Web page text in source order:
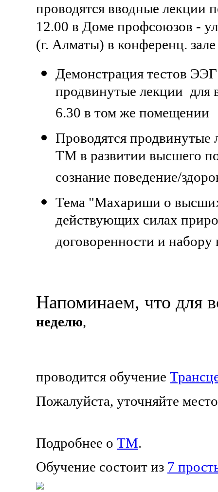
проводятся вводные лекции
12.00 в Доме профсоюзов -
(г. Алматы) в конференц.
Демонстрация тестов
продвинутые лекции для
6.30 в том же помещении
Проводятся
ТМ в развитии высшего
сознание поведение/
Тема "Махариши о
действующих силах
договоренности и
Напоминаем, что для
неделю,
проводится обучение
Пожалуйста, уточняйте
Подробнее о ТМ.
Обучение состоит из 7